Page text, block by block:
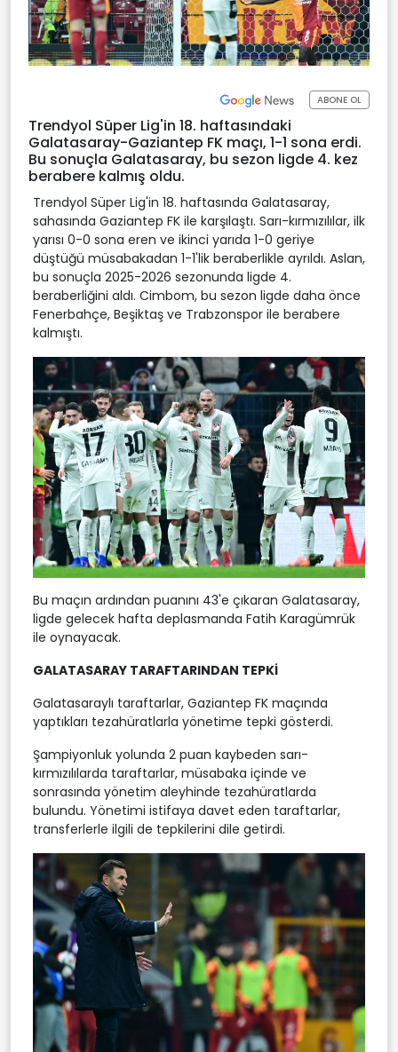
ABONE OL
Trendyol Süper Lig'in 18. haftasındaki
Galatasaray-Gaziantep FK maçı, 1-1 sona erdi.
Bu sonuçla Galatasaray, bu sezon ligde 4. kez
berabere kalmış oldu.
Trendyol Süper Lig'in 18. haftasında Galatasaray,
sahasında Gaziantep FK ile karşılaştı. Sarı-kırmızılılar, ilk
yarısı 0-0 sona eren ve ikinci yarıda 1-0 geriye
düştüğü müsabakadan 1-1'lik beraberlikle ayrıldı. Aslan,
bu sonuçla 2025-2026 sezonunda ligde 4.
beraberliğini aldı. Cimbom, bu sezon ligde daha önce
Fenerbahçe, Beşiktaş ve Trabzonspor ile berabere
kalmıştı.
Bu maçın ardından puanını 43'e çıkaran Galatasaray,
ligde gelecek hafta deplasmanda Fatih Karagümrük
ile oynayacak.
GALATASARAY TARAFTARINDAN TEPKİ
Galatasaraylı taraftarlar, Gaziantep FK maçında
yaptıkları tezahüratlarla yönetime tepki gösterdi.
Şampiyonluk yolunda 2 puan kaybeden sarı-
kırmızılılarda taraftarlar, müsabaka içinde ve
sonrasında yönetim aleyhinde tezahüratlarda
bulundu. Yönetimi istifaya davet eden taraftarlar,
transferlerle ilgili de tepkilerini dile getirdi.